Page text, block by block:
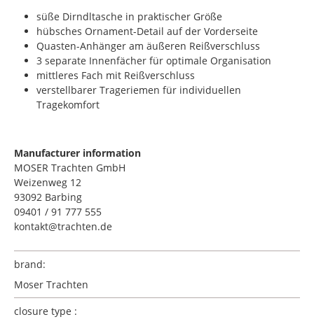
süße Dirndltasche in praktischer Größe
hübsches Ornament-Detail auf der Vorderseite
Quasten-Anhänger am äußeren Reißverschluss
3 separate Innenfächer für optimale Organisation
mittleres Fach mit Reißverschluss
verstellbarer Trageriemen für individuellen
Tragekomfort
Manufacturer information
MOSER Trachten GmbH
Weizenweg 12
93092 Barbing
09401 / 91 777 555
kontakt@trachten.de
brand:
Moser Trachten
closure type :